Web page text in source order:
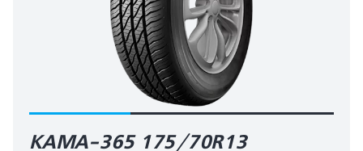
КАМА-365 175/70R13